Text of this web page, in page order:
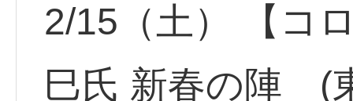
2/15（土） 【コ
巳氏 新春の陣 (